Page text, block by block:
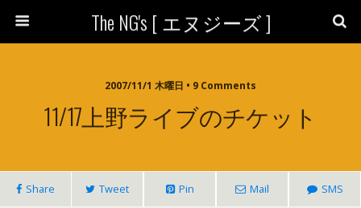
The NG's [ エヌジーズ ]
2007/11/1 木曜日 • 9 Comments
11/17上野ライブのチケット
Share Tweet Pin Mail SMS